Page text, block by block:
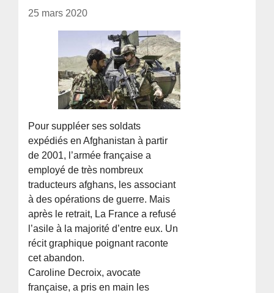
25 mars 2020
Pour suppléer ses soldats
expédiés en Afghanistan à partir
de 2001, l’armée française a
employé de très nombreux
traducteurs afghans, les associant
à des opérations de guerre. Mais
après le retrait, La France a refusé
l’asile à la majorité d’entre eux. Un
récit graphique poignant raconte
cet abandon.
Caroline Decroix, avocate
française, a pris en main les